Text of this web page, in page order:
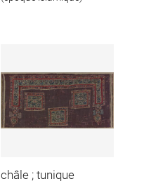
châle ; tunique